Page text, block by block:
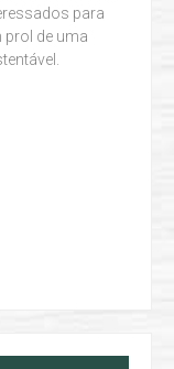
para
prol de uma